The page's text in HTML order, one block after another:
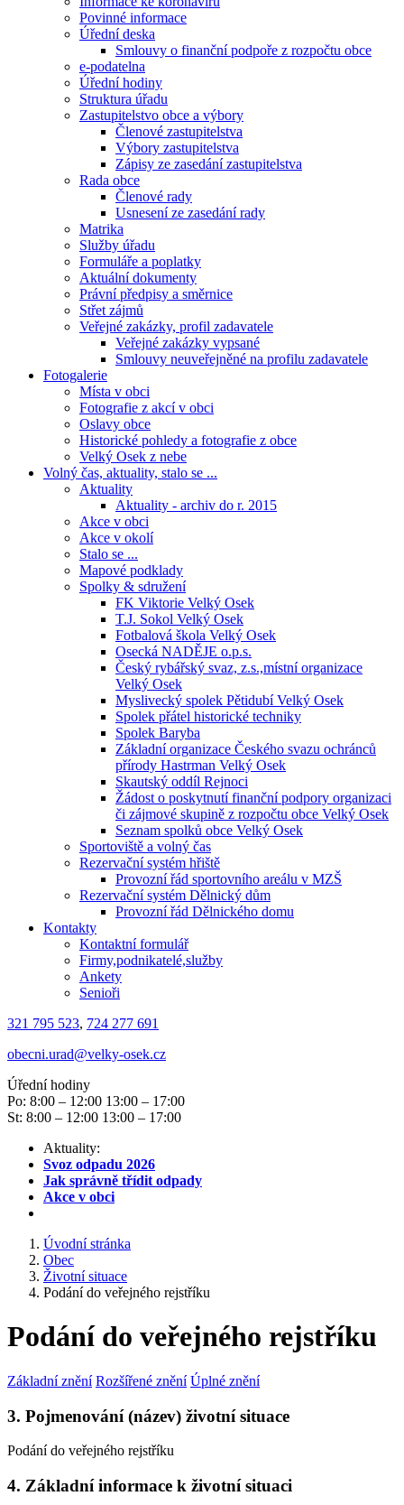
Povinné informace
Úřední deska
Smlouvy o finanční podpoře z rozpočtu obce
e-podatelna
Úřední hodiny
Struktura úřadu
Zastupitelstvo obce a výbory
Členové zastupitelstva
Výbory zastupitelstva
Zápisy ze zasedání zastupitelstva
Rada obce
Členové rady
Usnesení ze zasedání rady
Matrika
Služby úřadu
Formuláře a poplatky
Aktuální dokumenty
Právní předpisy a směrnice
Střet zájmů
Veřejné zakázky, profil zadavatele
Veřejné zakázky vypsané
Smlouvy neuveřejněné na profilu zadavatele
Fotogalerie
Místa v obci
Fotografie z akcí v obci
Oslavy obce
Historické pohledy a fotografie z obce
Velký Osek z nebe
Volný čas, aktuality, stalo se ...
Aktuality
Aktuality - archiv do r. 2015
Akce v obci
Akce v okolí
Stalo se ...
Mapové podklady
Spolky & sdružení
FK Viktorie Velký Osek
T.J. Sokol Velký Osek
Fotbalová škola Velký Osek
Osecká NADĚJE o.p.s.
Český rybářský svaz, z.s.,místní organizace
Velký Osek
Myslivecký spolek Pětidubí Velký Osek
Spolek přátel historické techniky
Spolek Baryba
Základní organizace Českého svazu ochránců
přírody Hastrman Velký Osek
Skautský oddíl Rejnoci
Žádost o poskytnutí finanční podpory organizaci
či zájmové skupině z rozpočtu obce Velký Osek
Seznam spolků obce Velký Osek
Sportoviště a volný čas
Rezervační systém hřiště
Provozní řád sportovního areálu v MZŠ
Rezervační systém Dělnický dům
Provozní řád Dělnického domu
Kontakty
Kontaktní formulář
Firmy,podnikatelé,služby
Ankety
Senioři
321 795 523, 724 277 691
obecni.urad@velky-osek.cz
Úřední hodiny
Po: 8:00 – 12:00 13:00 – 17:00
St: 8:00 – 12:00 13:00 – 17:00
Aktuality:
Svoz odpadu 2026
Jak správně třídit odpady
Akce v obci
Úvodní stránka
Obec
Životní situace
Podání do veřejného rejstříku
Podání do veřejného rejstříku
Základní znění Rozšířené znění Úplné znění
3. Pojmenování (název) životní situace
Podání do veřejného rejstříku
4. Základní informace k životní situaci